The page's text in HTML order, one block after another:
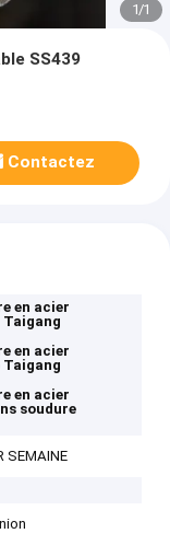
1/1
SS439
Contactez
en acier
Taigang
en acier
Taigang
en acier
soudure
SEMAINE